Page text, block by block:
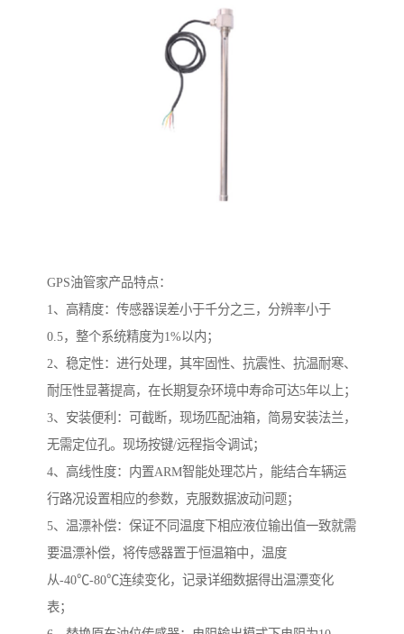
GPS油管家产品特点：
1、高精度：传感器误差小于千分之三，分辨率小于
0.5，整个系统精度为1%以内；
2、稳定性：进行处理，其牢固性、抗震性、抗温耐寒、
耐压性显著提高，在长期复杂环境中寿命可达5年以上；
3、安装便利：可截断，现场匹配油箱，简易安装法兰，
无需定位孔。现场按键/远程指令调试；
4、高线性度：内置ARM智能处理芯片，能结合车辆运
行路况设置相应的参数，克服数据波动问题；
5、温漂补偿：保证不同温度下相应液位输出值一致就需
要温漂补偿，将传感器置于恒温箱中，温度
从-40℃-80℃连续变化，记录详细数据得出温漂变化
表；